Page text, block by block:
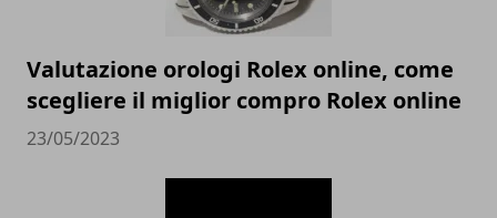
Valutazione orologi Rolex online, come
scegliere il miglior compro Rolex online
23/05/2023